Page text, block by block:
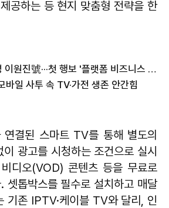
공하는 등 현지 맞춤형 전략을 한
'삼성 TV' 부활 특명 이원진號···첫 행보 '플랫폼 비즈니스 TF' 정체는
일 사투 속 TV·가전 생존 안간힘
결된 스마트 TV를 통해 별도의
광고를 시청하는 조건으로 실시
디오(VOD) 콘텐츠 등을 무료로
셋톱박스를 필수로 설치하고 매달
기존 IPTV·케이블 TV와 달리, 인